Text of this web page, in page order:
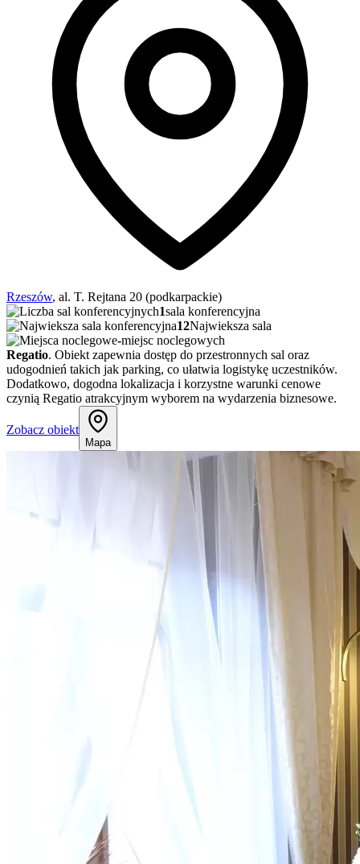
Rzeszów, al. T. Rejtana 20 (podkarpackie)
1sala konferencyjna
12Najwieksza sala
-miejsc noclegowych
Regatio. Obiekt zapewnia dostęp do przestronnych sal oraz
udogodnień takich jak parking, co ułatwia logistykę uczestników.
Dodatkowo, dogodna lokalizacja i korzystne warunki cenowe
czynią Regatio atrakcyjnym wyborem na wydarzenia biznesowe.
Zobacz obiekt
Mapa